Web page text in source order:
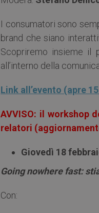
I consumatori sono
brand che siano
Scopriremo insieme il
all’interno della
Link all’evento (apre
AVVISO: il workshop
relatori
Giovedì 18
Going nowhere fast:
Con: